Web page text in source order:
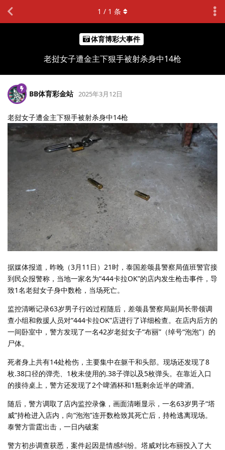
体育博彩大事件
老挝女子遭金主下狠手被射杀身中14枪
1 / 1 条
BB体育彩金站 2025年3月12日
老挝女子遭金主下狠手被射杀身中14枪
据媒体报道，昨晚（3月11日）21时，泰国差颂县警察局值班警官接
到民众报警称，当地一家名为“444卡拉OK”的店内发生枪击事件，导
致1名老挝女子身中数枪，当场死亡。
监控清晰记录63岁男子行凶过程随后，差颂县警察局副局长带领调
查小组和救援人员对“444卡拉OK”店进行了详细检查。在店内后方的
一间卧室中，警方发现了一名42岁老挝女子“布丽”（绰号“泡泡”）的
尸体。
死者身上共有14处枪伤，主要集中在躯干和头部。现场还发现了8
枚.38口径的弹壳、1枚未使用的.38子弹以及5枚弹头。在靠近入口
的接待桌上，警方还发现了2个啤酒杯和1瓶剩余近半的啤酒。
随后，警方调取了店内监控录像，画面清晰显示，一名63岁男子“塔
威”持枪进入店内，向“泡泡”连开数枪致其死亡后，持枪逃离现场。
泰警方雷霆出击，一日内破案
警方初步调查获悉，案件起因是情感纠纷。塔威对比布丽投入了大